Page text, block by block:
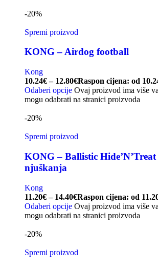
-20%
Spremi proizvod
KONG – Airdog football
Kong
10.24€ – 12.80€Raspon cijena: od
Odaberi opcije Ovaj proizvod ima više
mogu odabrati na stranici proizvoda
-20%
Spremi proizvod
KONG – Ballistic
njuškanja
Kong
11.20€ – 14.40€Raspon cijena: od
Odaberi opcije Ovaj proizvod ima više
mogu odabrati na stranici proizvoda
-20%
Spremi proizvod